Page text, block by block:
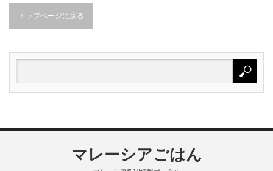
トップページに戻る
マレーシアごはん